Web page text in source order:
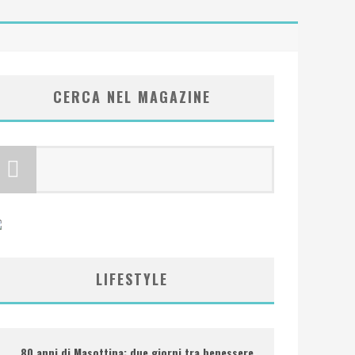
CERCA NEL MAGAZINE
LIFESTYLE